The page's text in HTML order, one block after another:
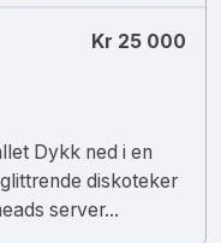
Kr 25 000
Dykk ned i en
diskoteker
server...